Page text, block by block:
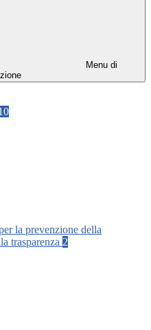
Menu di
la prevenzione della
trasparenza 2